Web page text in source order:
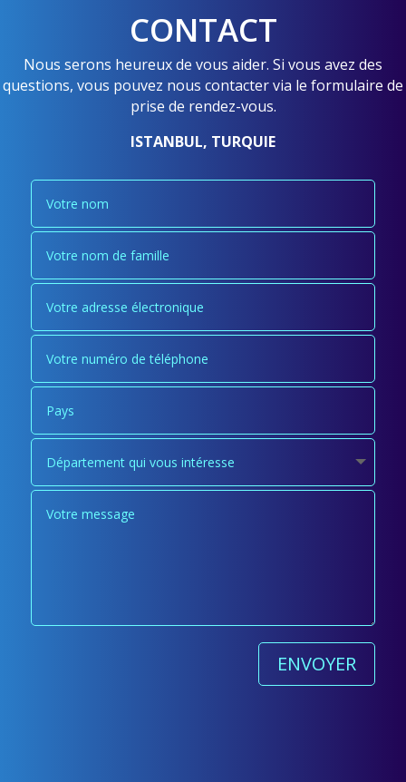
CONTACT
Nous serons heureux de vous aider. Si vous avez des
questions, vous pouvez nous contacter via le formulaire de
prise de rendez-vous.
ISTANBUL, TURQUIE
ENVOYER